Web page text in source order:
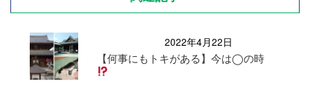
2022年4月22日
【何事にもトキがある】今は◯の時